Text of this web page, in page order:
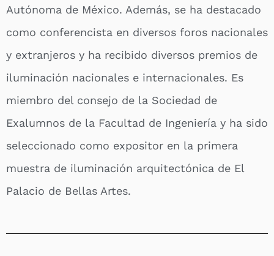
Autónoma de México. Además, se ha destacado
como conferencista en diversos foros nacionales
y extranjeros y ha recibido diversos premios de
iluminación nacionales e internacionales. Es
miembro del consejo de la Sociedad de
Exalumnos de la Facultad de Ingeniería y ha sido
seleccionado como expositor en la primera
muestra de iluminación arquitectónica de El
Palacio de Bellas Artes.